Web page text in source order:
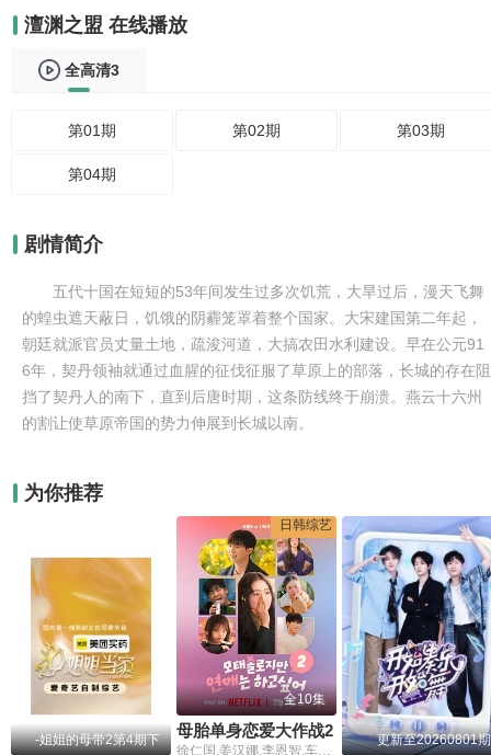
澶渊之盟 在线播放
全高清3
第01期 第02期 第03期
第04期
剧情简介
五代十国在短短的53年间发生过多次饥荒，大旱过后，漫天飞舞
的蝗虫遮天蔽日，饥饿的阴霾笼罩着整个国家。大宋建国第二年起，
朝廷就派官员丈量土地，疏浚河道，大搞农田水利建设。早在公元91
6年，契丹领袖就通过血腥的征伐征服了草原上的部落，长城的存在阻
挡了契丹人的南下，直到后唐时期，这条防线终于崩溃。燕云十六州
的割让使草原帝国的势力伸展到长城以南。
为你推荐
-姐姐的母带2第4期下
日韩综艺
全10集
母胎单身恋爱大作战2
徐仁国,姜汉娜,李恩智,车正元
更新至20260801期